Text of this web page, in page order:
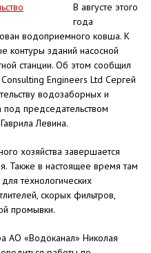
В августе этого
года
водоприемного ковша. К
контуры зданий насосной
станции. Об этом сообщил
Engineers Ltd Сергей
водозаборных и
под председательством
Левина.
хозяйства завершается
Также в настоящее время там
технологических
скорых фильтров,
промывки.
АО «Водоканал» Николая